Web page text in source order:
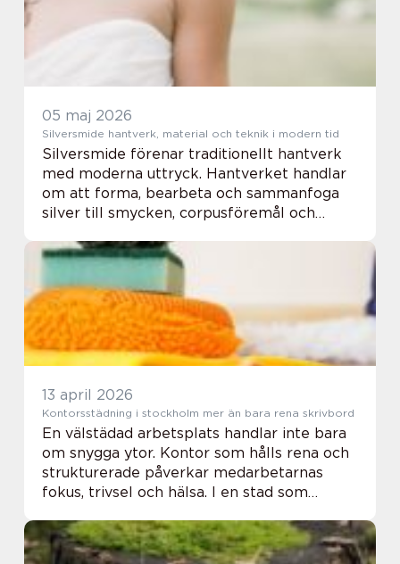
05 maj 2026
Silversmide hantverk, material och teknik i modern tid
Silversmide förenar traditionellt hantverk
med moderna uttryck. Hantverket handlar
om att forma, bearbeta och sammanfoga
silver till smycken, corpusföremål och
genomtänkta verktyg och grundläggande
13 april 2026
Kontorsstädning i stockholm mer än bara rena skrivbord
En välstädad arbetsplats handlar inte bara
om snygga ytor. Kontor som hålls rena och
strukturerade påverkar medarbetarnas
fokus, trivsel och hälsa. I en stad som
lokaler, ökar kraven på både hygien och
trygghe...